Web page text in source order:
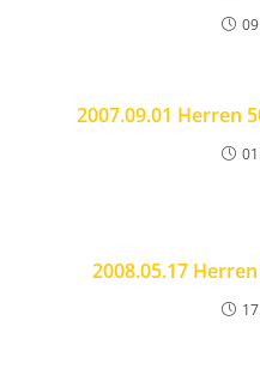
2007.09.01 Herren
2008.05.17